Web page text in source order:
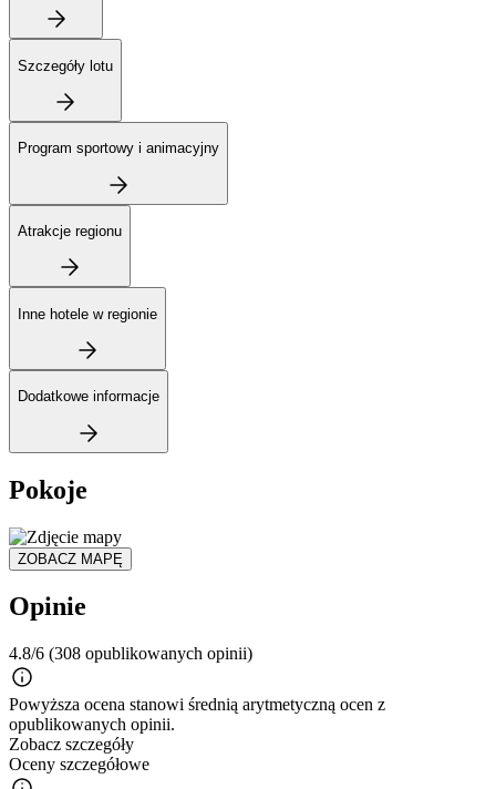
Szczegóły lotu
Program sportowy i animacyjny
Atrakcje regionu
Inne hotele w regionie
Dodatkowe informacje
Pokoje
ZOBACZ MAPĘ
Opinie
4.8/6 (308 opublikowanych opinii)
Powyższa ocena stanowi średnią arytmetyczną ocen z
opublikowanych opinii.
Zobacz szczegóły
Oceny szczegółowe